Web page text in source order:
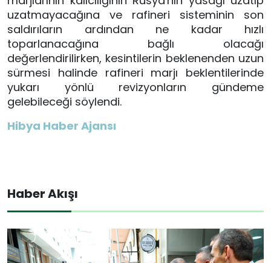
uzatmayacağına ve rafineri sisteminin son
saldırıların ardından ne kadar hızlı
toparlanacağına bağlı olacağı
değerlendirilirken, kesintilerin beklenenden uzun
sürmesi halinde rafineri marjı beklentilerinde
yukarı yönlü revizyonların gündeme
gelebileceği söylendi.
Hibya Haber Ajansı
Haber Akışı